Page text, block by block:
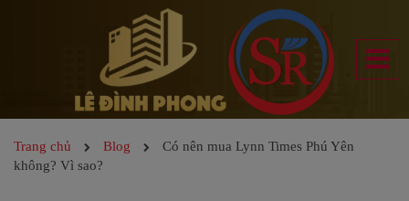
Trang chủ Blog
Có nên mua Lynn Times Phú Yên
không? Vì sao?